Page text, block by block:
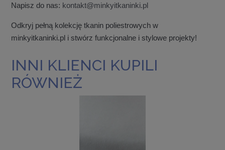
Napisz do nas: kontakt@minkyitkaninki.pl
Odkryj pełną kolekcję tkanin poliestrowych w
minkyitkaninki.pl i stwórz funkcjonalne i stylowe projekty!
INNI KLIENCI KUPILI
RÓWNIEŻ